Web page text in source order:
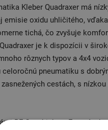
Kleber Quadraxer má
emisie oxidu uhličitého,
tichá, čo zvyšuje
je k dispozícii v
rôznych typov a 4x4
pneumatiku s
cestách, s
BF Goodrich vo